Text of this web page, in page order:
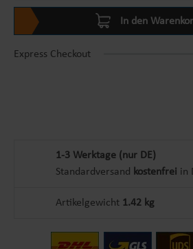
In den
Express Checkout
1-3 Werktage (nur DE)
Standardversand kostenfrei in
Artikelgewicht 1.42 kg